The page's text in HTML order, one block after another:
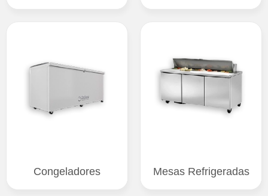
Congeladores Mesas Refrigeradas